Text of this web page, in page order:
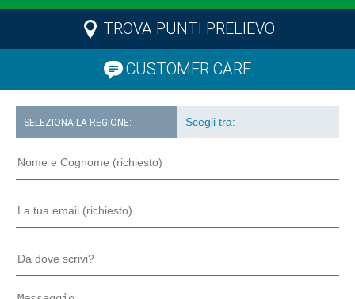
TROVA PUNTI PRELIEVO
CUSTOMER CARE
SELEZIONA LA REGIONE: